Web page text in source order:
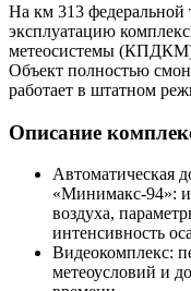
На км 313 федеральной
эксплуатацию
метеосистемы (КПДКМ)
Объект полностью
работает в штатном
Описание
Автоматическая
«Минимакс‑94»:
воздуха,
интенсивность
Видеокомплекс:
метеоусловий и